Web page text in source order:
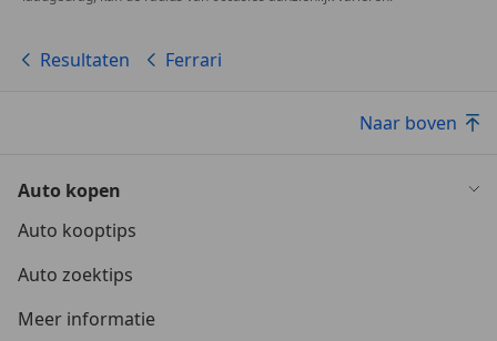
Resultaten Ferrari
Naar boven
Auto kopen
Auto kooptips
Auto zoektips
Meer informatie